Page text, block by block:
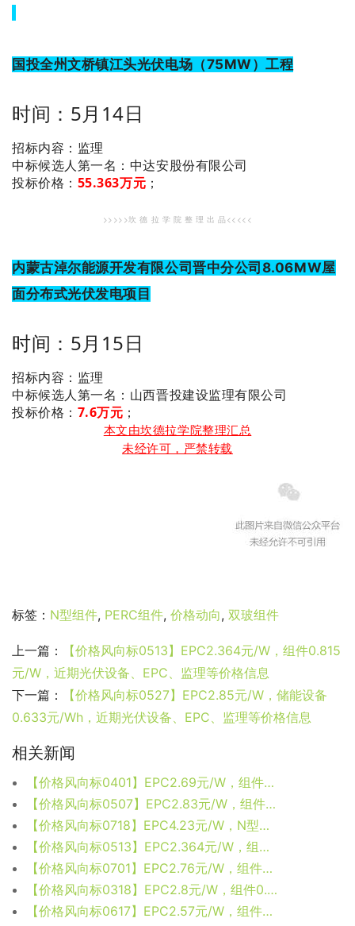
国投全州文桥镇江头光伏电场（75MW）工程
时间：5月14日
招标内容：监理
中标候选人第一名 ：中达安股份有限公司
投标价格： 55.363万元 ；
>>>>>坎 德 拉 学 院 整 理 出 品<<<<<
内蒙古淖尔能源开发有限公司晋中分公司8.06MW屋
面分布式光伏发电项目
时间：5月15日
招标内容：监理
中标候选人第一名 ：山西晋投建设监理有限公司
投标价格： 7.6万元 ；
本文由坎德拉学院整理汇总
未经许可，严禁转载
标签： N型组件, PERC组件, 价格动向, 双玻组件
上一篇：
【价格风向标0513】EPC2.364元/W，组件0.815
元/W，近期光伏设备、EPC、监理等价格信息
下一篇：
【价格风向标0527】EPC2.85元/W，储能设备
0.633元/Wh，近期光伏设备、EPC、监理等价格信息
相关新闻
【价格风向标0401】EPC2.69元/W，组件0.87元/W，近期光伏设备、EPC、监理等价格信息
【价格风向标0507】EPC2.83元/W，组件0.847元/W，近期光伏设备、EPC、监理等价格信息
【价格风向标0718】EPC4.23元/W，N型组件2.1元/W，近期光伏设备、监理、EPC等价格信息
【价格风向标0513】EPC2.364元/W，组件0.815元/W，近期光伏设备、EPC、监理等价格信息
【价格风向标0701】EPC2.76元/W，组件0.825元/W，近期光伏设备、EPC、监理等价格信息
【价格风向标0318】EPC2.8元/W，组件0.89元/W，近期光伏设备、EPC、监理等价格信息
【价格风向标0617】EPC2.57元/W，组件0.805元/W，近期光伏设备、EPC、监理等价格信息